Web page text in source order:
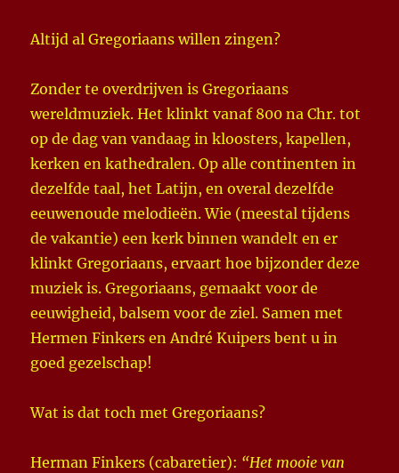
Altijd al Gregoriaans willen zingen?
Zonder te overdrijven is Gregoriaans
wereldmuziek. Het klinkt vanaf 800 na Chr. tot
op de dag van vandaag in kloosters, kapellen,
kerken en kathedralen. Op alle continenten in
dezelfde taal, het Latijn, en overal dezelfde
eeuwenoude melodieën. Wie (meestal tijdens
de vakantie) een kerk binnen wandelt en er
klinkt Gregoriaans, ervaart hoe bijzonder deze
muziek is. Gregoriaans, gemaakt voor de
eeuwigheid, balsem voor de ziel. Samen met
Hermen Finkers en André Kuipers bent u in
goed gezelschap!
Wat is dat toch met Gregoriaans?
Herman Finkers (cabaretier): “Het mooie van